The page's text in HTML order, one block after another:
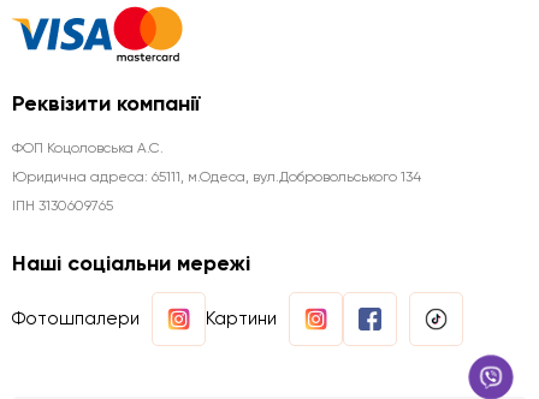
Реквізити компанії
ФОП Коцоловська А.С.
Юридична aдреса: 65111, м.Одеса, вул.Добровольського 134
ІПН 3130609765
Наші соціальни мережі
Фотошпалери Картини